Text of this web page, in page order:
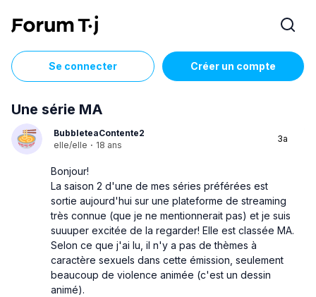
Se connecter Créer un compte
Une série MA
BubbleteaContente2
elle/elle · 18 ans
3a
Bonjour!
La saison 2 d'une de mes séries préférées est
sortie aujourd'hui sur une plateforme de streaming
très connue (que je ne mentionnerait pas) et je suis
suuuper excitée de la regarder! Elle est classée MA.
Selon ce que j'ai lu, il n'y a pas de thèmes à
caractère sexuels dans cette émission, seulement
beaucoup de violence animée (c'est un dessin
animé).